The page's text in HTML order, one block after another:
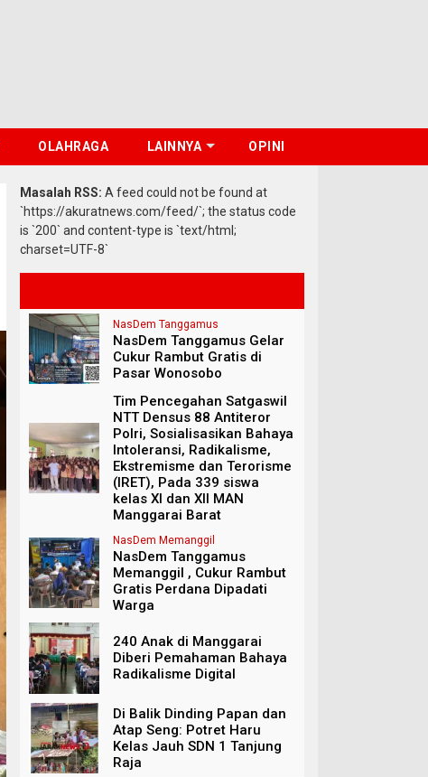
OLAHRAGA LAINNYA OPINI
Masalah RSS: A feed could not be found at
`https://akuratnews.com/feed/`; the status code
is `200` and content-type is `text/html;
charset=UTF-8`
NasDem Tanggamus
NasDem Tanggamus Gelar
Cukur Rambut Gratis di
Pasar Wonosobo
Tim Pencegahan Satgaswil
NTT Densus 88 Antiteror
Polri, Sosialisasikan Bahaya
Intoleransi, Radikalisme,
Ekstremisme dan Terorisme
(IRET), Pada 339 siswa
kelas XI dan XII MAN
Manggarai Barat
NasDem Memanggil
NasDem Tanggamus
Memanggil , Cukur Rambut
Gratis Perdana Dipadati
Warga
240 Anak di Manggarai
Diberi Pemahaman Bahaya
Radikalisme Digital
Di Balik Dinding Papan dan
Atap Seng: Potret Haru
Kelas Jauh SDN 1 Tanjung
Raja